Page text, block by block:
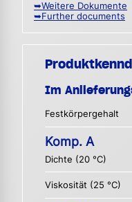
➥Weitere Dokumente
➥Further documents
Im
Festkörpergehalt
Komp. A
Dichte (20 °C)
Viskosität (25 °C)